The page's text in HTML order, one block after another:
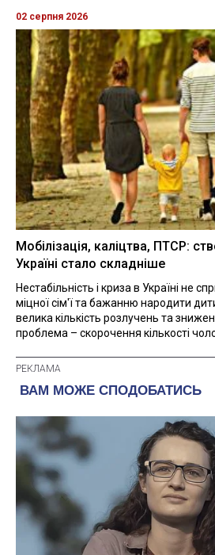
02 серпня 2026
Мобілізація, каліцтва, ПТСР:
Україні стало складніше
Нестабільність і криза в Україні не
міцної сім'ї та бажанню народити
велика кількість розлучень та
проблема – скорочення кількості